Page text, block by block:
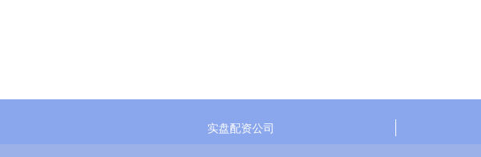
实盘配资公司